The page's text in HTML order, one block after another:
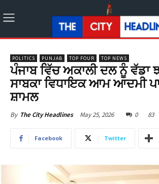
POLITICS PUNJAB TOP FOUR TOP NEWS
ਪੰਜਾਬ ਵਿੱਚ ਅਕਾਲੀ ਦਲ ਨੂੰ ਵੱਡਾ
ਸਾਬਕਾ ਵਿਧਾਇਕ ਆਮ ਆਦਮੀ
ਸ਼ਾਮਲ
By The City Headlines May 25, 2026 0 83
Facebook Twitter